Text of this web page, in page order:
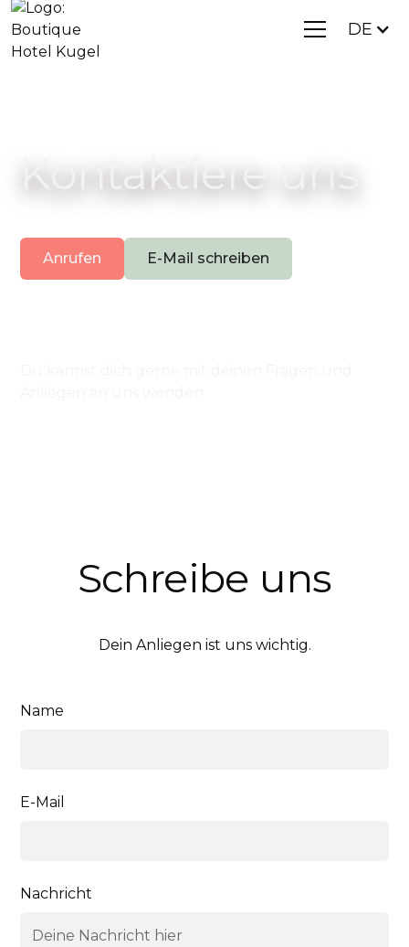
DE
Kontaktiere uns
Anrufen E-Mail schreiben
Schreibe uns
Dein Anliegen ist uns wichtig.
Name
E-Mail
Nachricht